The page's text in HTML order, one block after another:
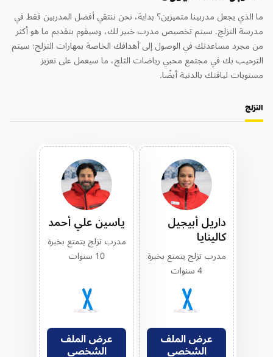
ما الذي يجعل مدربينا متميزين؟ بداية، نحن ننتقي أفضل المدربين فقط في
مدرسة التزلج. سيتم تخصيص مدرب خبير لك، وسيقوم بتقديم ما هو أكثر
من مجرد مساعدتك في الوصول إلى أهدافك الخاصة بمهارات التزلج؛ سيتم
الترحيب بك في مجتمع محبي رياضات الثلج، ما سيعمل على تعزيز
مستويات لياقتك بالدنية أيضًا.
التزلج
داريل أبيجيل
كالينايا
مدرب تزلج يتمتع بخبرة
4 سنوات
عرض الملف
الشخصي
ياسين علي أحمد
مدرب تزلج يتمتع بخبرة
10 سنوات
عرض الملف
الشخصي